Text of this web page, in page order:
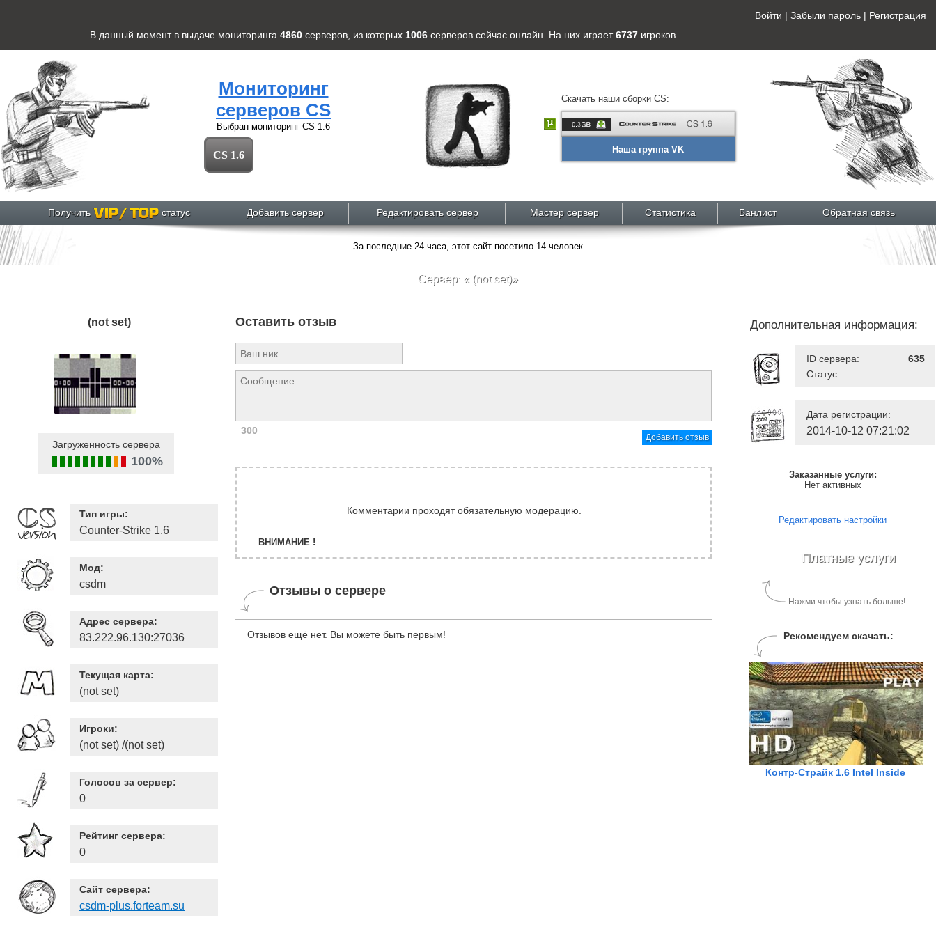
Войти | Забыли пароль | Регистрация
В данный момент в выдаче мониторинга 4860 серверов, из которых 1006 серверовсейчас онлайн. На них играет6737 игроков
Мониторинг
серверов CS
Выбран мониторинг CS 1.6
CS 1.6
Скачать наши сборки CS:
Наша группа VK
Получить статус Добавить сервер Редактировать сервер Мастер сервер Статистика Банлист Обратная связь
За последние 24 часа, этот сайт посетило 14 человек
Сервер: « (not set)»
(not set)
Загруженность сервера
100%
Тип игры:
Counter-Strike 1.6
Мод:
csdm
Адрес сервера:
83.222.96.130:27036
Текущая карта:
(not set)
Игроки:
(not set) /(not set)
Голосов за сервер:
0
Рейтинг сервера:
0
Сайт сервера:
csdm-plus.forteam.su
Оставить отзыв
300
Добавить отзыв
ВНИМАНИЕ !
Комментарии проходят обязательную модерацию.
Отзывы о сервере
Отзывов ещё нет. Вы можете быть первым!
Дополнительная информация:
ID сервера:
635
Статус:
Дата регистрации:
2014-10-12 07:21:02
Заказанные услуги:
Нет активных
Редактировать настройки
Платные услуги
Нажми чтобы узнать больше!
Рекомендуем скачать:
Контр-Страйк 1.6 Intel Inside